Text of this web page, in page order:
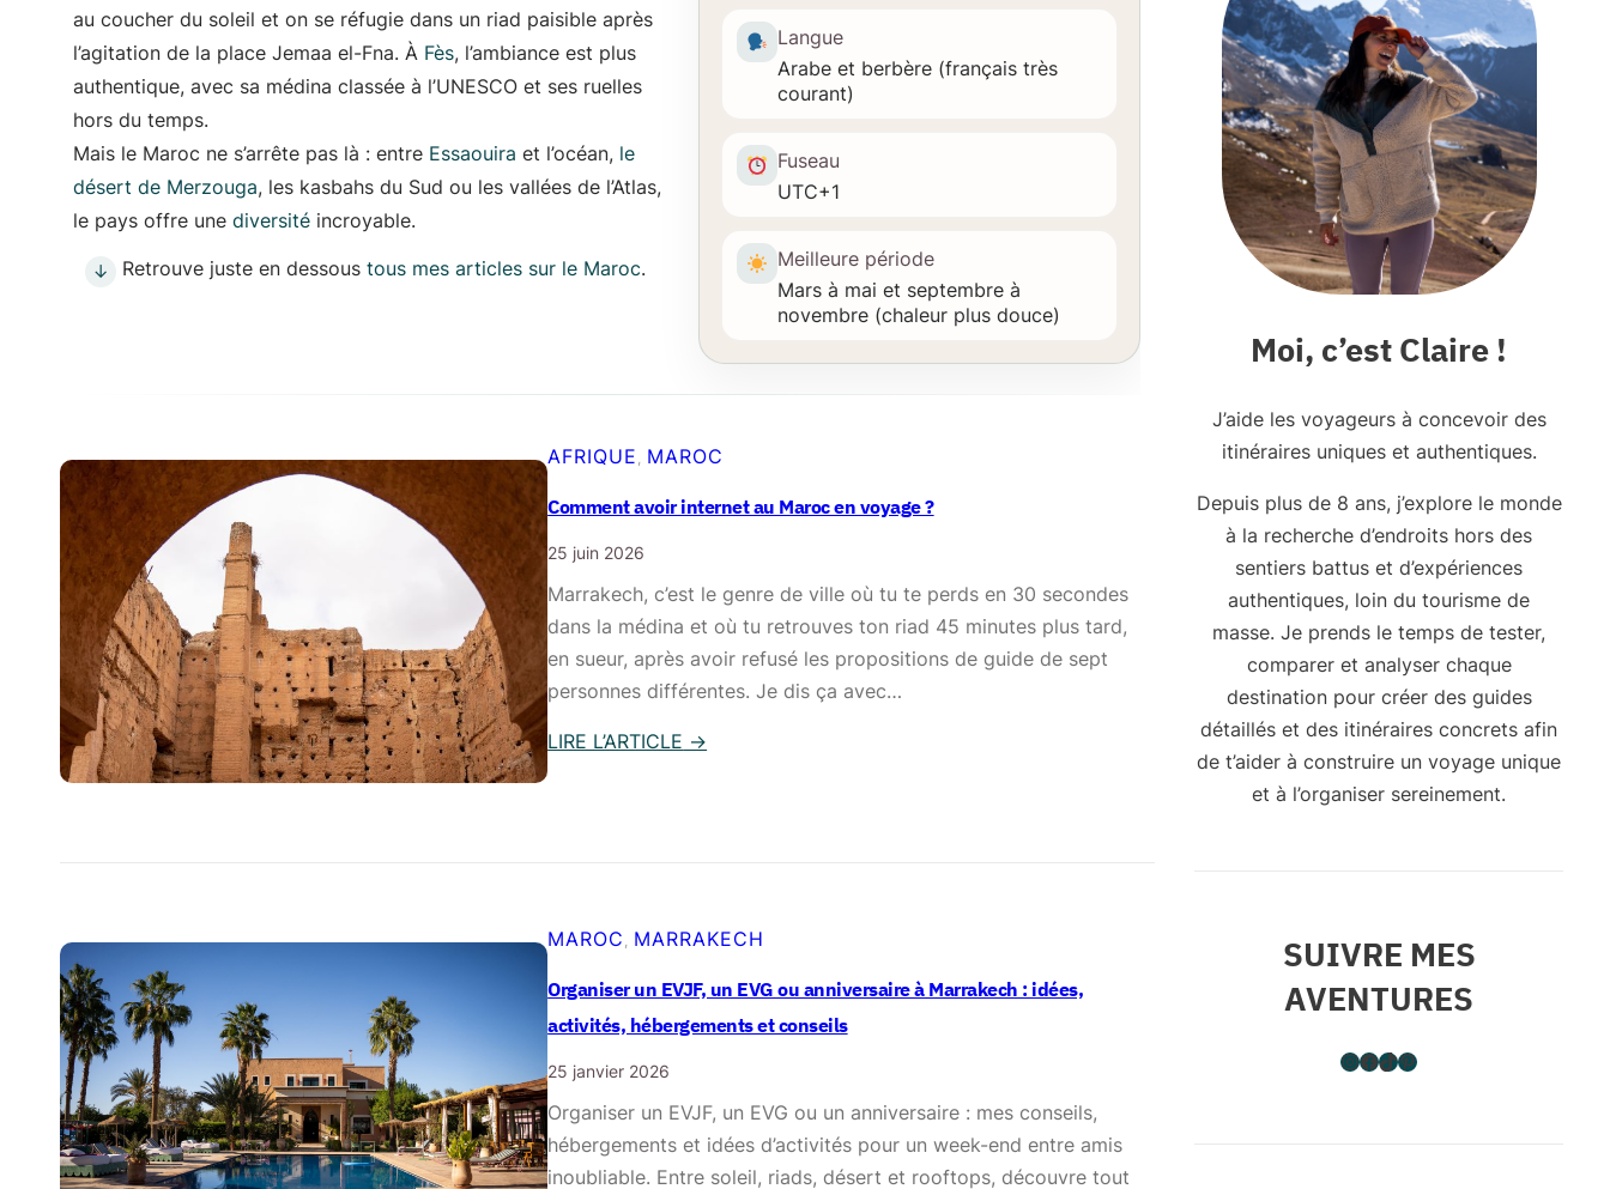
au coucher du soleil et on se réfugie dans un riad paisible après
l’agitation de la place Jemaa el-Fna. À Fès, l’ambiance est plus
authentique, avec sa médina classée à l’UNESCO et ses ruelles
hors du temps.
Mais le Maroc ne s’arrête pas là : entre Essaouira et l’océan, le
désert de Merzouga, les kasbahs du Sud ou les vallées de l’Atlas,
le pays offre une diversité incroyable.
↓ Retrouve juste en dessous tous mes articles sur le Maroc.
Langue
Arabe et berbère (français très
courant)
Fuseau
UTC+1
Meilleure période
Mars à mai et septembre à
novembre (chaleur plus douce)
AFRIQUE , MAROC
Comment avoir internet au Maroc en voyage ?
25 juin 2026
Marrakech, c’est le genre de ville où tu te perds en 30 secondes
dans la médina et où tu retrouves ton riad 45 minutes plus tard,
en sueur, après avoir refusé les propositions de guide de sept
personnes différentes. Je dis ça avec…
LIRE L’ARTICLE →
e
t
a
MAROC , MARRAKECH
Organiser un EVJF, un EVG ou anniversaire à Marrakech : idées,
activités, hébergements et conseils
25 janvier 2026
Organiser un EVJF, un EVG ou un anniversaire : mes conseils,
hébergements et idées d’activités pour un week-end entre amis
inoubliable. Entre soleil, riads, désert et rooftops, découvre tout
Moi, c’est Claire !
J’aide les voyageurs à concevoir des
itinéraires uniques et authentiques.
Depuis plus de 8 ans, j’explore le monde
à la recherche d’endroits hors des
sentiers battus et d’expériences
authentiques, loin du tourisme de
masse. Je prends le temps de tester,
comparer et analyser chaque
destination pour créer des guides
détaillés et des itinéraires concrets afin
de t’aider à construire un voyage unique
et à l’organiser sereinement.
SUIVRE MES
AVENTURES
InstagramFacebook TikTok Pinterest